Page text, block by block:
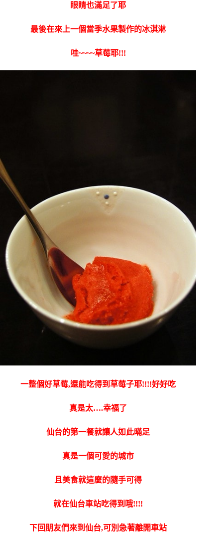
眼睛也滿足了耶
最後在來上一個當季水果製作的冰淇淋
哇~~~~草莓耶!!!
一整個好草莓,還能吃得到草莓子耶!!!!好好吃
真是太….幸福了
仙台的第一餐就讓人如此暪足
真是一個可愛的城市
且美食就這麼的隨手可得
就在仙台車站吃得到哦!!!!
下回朋友們來到仙台,可別急著離開車站